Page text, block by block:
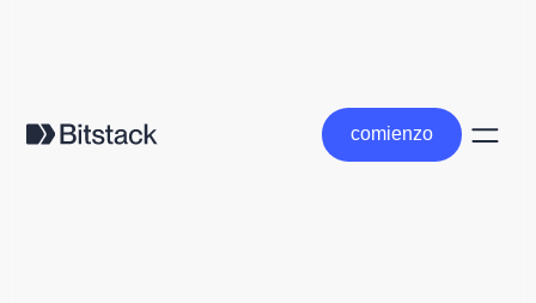
comienzo
comienzo